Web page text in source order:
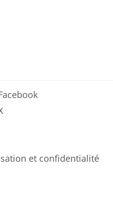
et confidentialité